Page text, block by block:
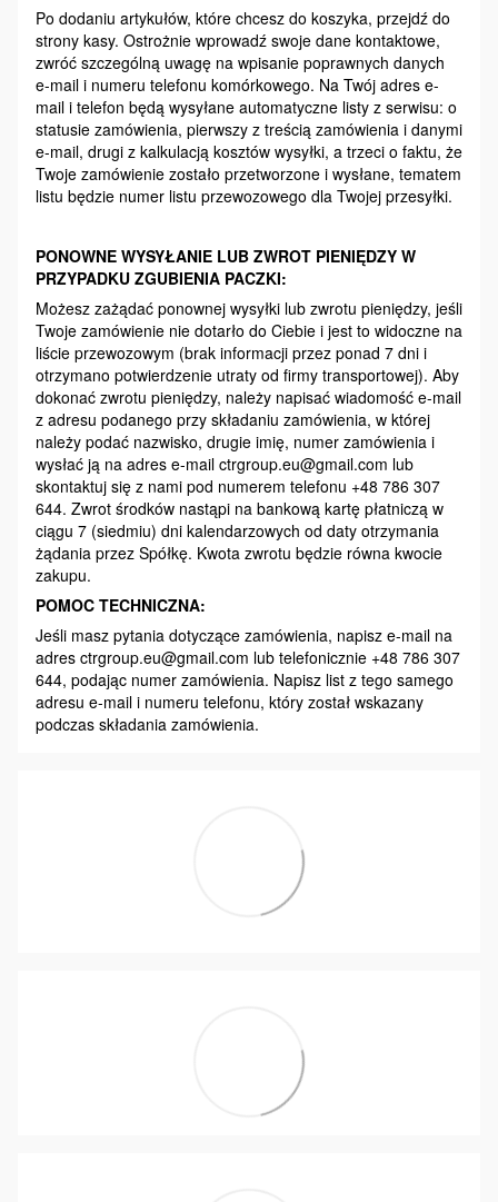
Po dodaniu artykułów, które chcesz do koszyka, przejdź do
strony kasy. Ostrożnie wprowadź swoje dane kontaktowe,
zwróć szczególną uwagę na wpisanie poprawnych danych
e-mail i numeru telefonu komórkowego. Na Twój adres e-
mail i telefon będą wysyłane automatyczne listy z serwisu: o
statusie zamówienia, pierwszy z treścią zamówienia i danymi
e-mail, drugi z kalkulacją kosztów wysyłki, a trzeci o faktu, że
Twoje zamówienie zostało przetworzone i wysłane, tematem
listu będzie numer listu przewozowego dla Twojej przesyłki.
PONOWNE WYSYŁANIE LUB ZWROT PIENIĘDZY W
PRZYPADKU ZGUBIENIA PACZKI:
Możesz zażądać ponownej wysyłki lub zwrotu pieniędzy, jeśli
Twoje zamówienie nie dotarło do Ciebie i jest to widoczne na
liście przewozowym (brak informacji przez ponad 7 dni i
otrzymano potwierdzenie utraty od firmy transportowej). Aby
dokonać zwrotu pieniędzy, należy napisać wiadomość e-mail
z adresu podanego przy składaniu zamówienia, w której
należy podać nazwisko, drugie imię, numer zamówienia i
wysłać ją na adres e-mail ctrgroup.eu@gmail.com lub
skontaktuj się z nami pod numerem telefonu +48 786 307
644. Zwrot środków nastąpi na bankową kartę płatniczą w
ciągu 7 (siedmiu) dni kalendarzowych od daty otrzymania
żądania przez Spółkę. Kwota zwrotu będzie równa kwocie
zakupu.
POMOC TECHNICZNA:
Jeśli masz pytania dotyczące zamówienia, napisz e-mail na
adres ctrgroup.eu@gmail.com lub telefonicznie +48 786 307
644, podając numer zamówienia. Napisz list z tego samego
adresu e-mail i numeru telefonu, który został wskazany
podczas składania zamówienia.